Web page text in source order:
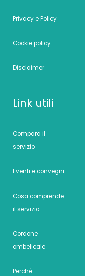
Privacy e Policy
Cookie policy
Disclaimer
Link utili
Compara il
servizio
Eventi e convegni
Cosa comprende
il servizio
Cordone
ombelicale
Perchè